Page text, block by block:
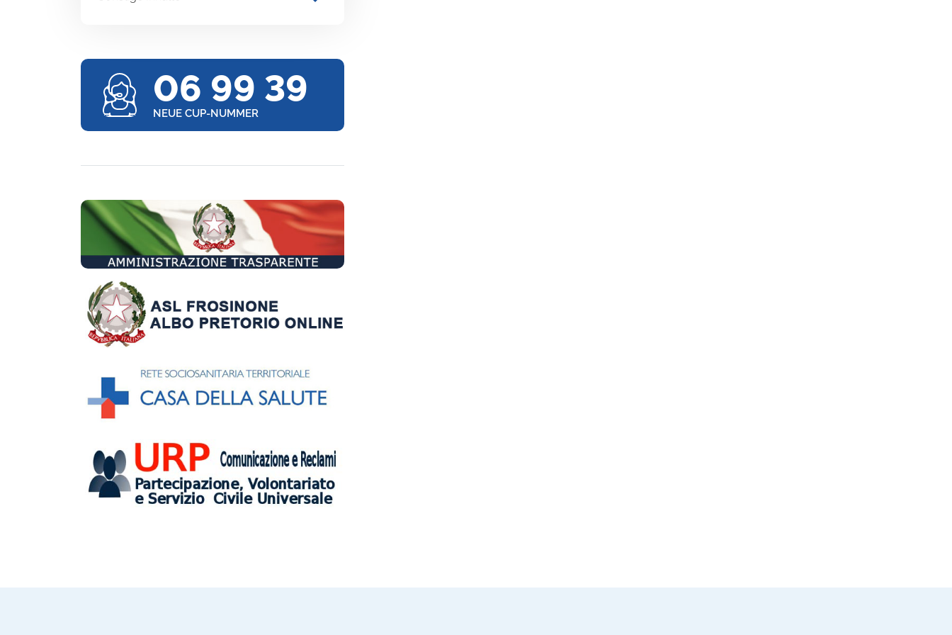
06 99 39
NEUE CUP-NUMMER